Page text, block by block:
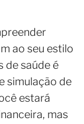
ao seu estilo
de saúde é
simulação de
estará
mas